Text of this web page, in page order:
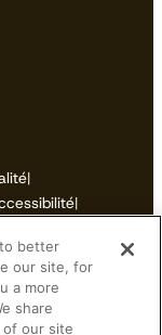
|
|
better
our site, for
a more
share
of our site